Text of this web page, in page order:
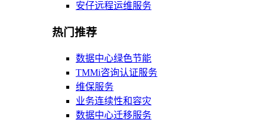
安仔远程运维服务
热门推荐
数据中心绿色节能
TMMi咨询认证服务
维保服务
业务连续性和容灾
数据中心迁移服务